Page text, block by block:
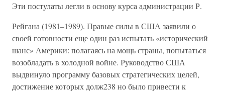
Эти постулаты легли в основу курса администрации Р.
Рейгана (1981–1989). Правые силы в США заявили о
своей готовности еще один раз испытать «исторический
шанс» Америки: полагаясь на мощь страны, попытаться
возобладать в холодной войне. Руководство США
выдвинуло программу базовых стратегических целей,
достижение которых долж238 но было привести к